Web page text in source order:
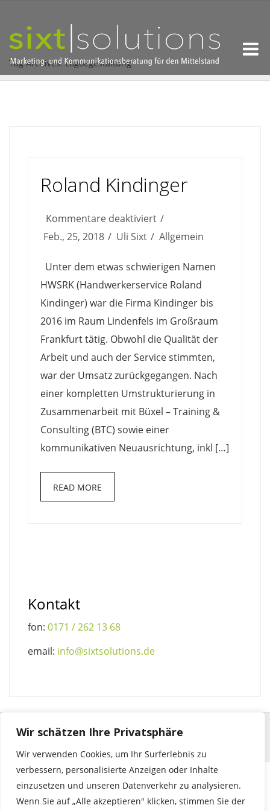
Wir schätzen Ihre Privatsphäre
Wir verwenden Cookies, um Ihr Surferlebnis zu
verbessern, personalisierte Anzeigen oder Inhalte
einzusetzen und unseren Datenverkehr zu analysieren.
Wenn Sie auf „Alle akzeptieren" klicken, stimmen Sie der
Tag Archives: Logoegestaltung
Roland Kindinger
Kommentare deaktiviertfür
Roland
Feb., 25, 2018 Uli Sixt Allgemein
Unter dem etwas schwierigen Namen
HWSRK (Handwerkerservice Roland
Kindinger) war die Firma Kindinger bis
2016 im Raum Lindenfels im Großraum
Frankfurt tätig. Obwohl die Qualität der
Arbeit und auch der Service stimmten,
war der Umsatz zurückgegangen. Nach
einer kompletten Umstrukturierung in
Zusammenarbeit mit Büxel – Training &
Consulting (BTC) sowie einer
kommunikativen Neuausrichtung, inkl […]
READ MORE
Kontakt
fon: 0171 / 262 13 68
email: info@sixtsolutions.de
© 2023 by sixtsolutions | seehalde 29 | 71364 winnenden |